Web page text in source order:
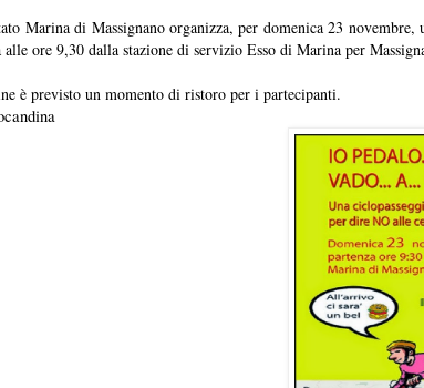
Marina di Massignano organizza, per domenica 23
alle ore 9,30 dalla stazione di servizio Esso di Marina per
è previsto un momento di ristoro per i partecipanti.